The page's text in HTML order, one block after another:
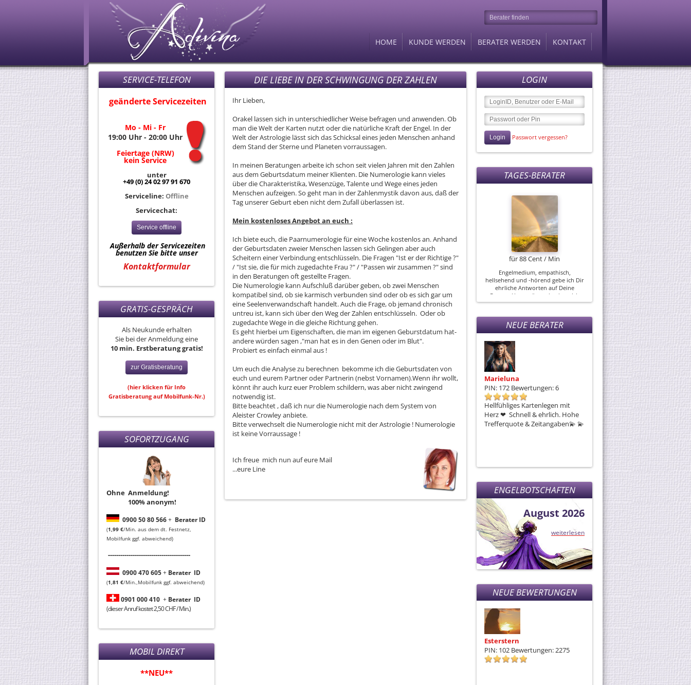
HOME KUNDE WERDEN BERATER WERDEN KONTAKT
SERVICE-TELEFON
geänderte Servicezeiten
Mo - Mi - Fr
19:00 Uhr - 20:00 Uhr
Feiertage (NRW)
kein Service
unter
+49 (0) 24 02 97 91 670
Serviceline: Offline
Servicechat:
Service offline
Außerhalb der Servicezeiten
benutzen Sie bitte unser
Kontaktformular
GRATIS-GESPRÄCH
Als Neukunde erhalten
Sie bei der Anmeldung eine
10 min. Erstberatung gratis!
zur Gratisberatung
(hier klicken für Info
Gratisberatung auf Mobilfunk-Nr.)
SOFORTZUGANG
Ohne Anmeldung!
100% anonym!
0900 50 80 566+ Berater ID
(1,99 €/Min. aus dem dt. Festnetz,
Mobilfunk ggf. abweichend)
----------------------------------------
0900 470 605+ Berater ID
(1,81 €/Min.,Mobilfunk ggf. abweichend)
0901 000 410 + Berater ID
(dieser Anruf kostet 2,50 CHF / Min.)
MOBIL DIREKT
**NEU**
LOGIN
Passwort vergessen?
TAGES-BERATER
für 88 Cent / Min
Engelmedium, empathisch,
hellsehend und -hörend gebe ich Dir
ehrliche Antworten auf Deine
Orakel-/ Tarotkarten, den Tensor zu
Hilfe und unterstütze Dich...
NEUE BERATER
Karmalösung mit Lana
PIN: 471 Bewertungen: 4
Karma: Gesetz von Ursache und
"gut" oder "schlecht" - hat eine
die uns belasten oder
blockieren, zu neutralisieren, ist
die Karmalösung die
Marieluna
PIN: 172 Bewertungen: 6
Hellfühliges Kartenlegen mit
Herz ❤ ️ Schnell & ehrlich. Hohe
Trefferquote & Zeitangaben💫 💫
Katharina
Bewertungen: 1
Professionelles Kartenlegen mit
langjähriger Erfahrung. Du hast
Fragen – ich habe die richtigen
ENGELBOTSCHAFTEN
August 2026
weiterlesen
NEUE BEWERTUNGEN
Esterstern
PIN: 102 Bewertungen: 2275
Engelmedium Angie
PIN: 113
Bewertungen: 79
Danke 🩷✨🩷✨
DIE LIEBE IN DER SCHWINGUNG DER ZAHLEN
Ihr Lieben,
Orakel lassen sich in unterschiedlicher Weise befragen und anwenden. Ob
man die Welt der Karten nutzt oder die natürliche Kraft der Engel. In der
Welt der Astrologie lässt sich das Schicksal eines jeden Menschen anhand
dem Stand der Sterne und Planeten vorraussagen.
In meinen Beratungen arbeite ich schon seit vielen Jahren mit den Zahlen
aus dem Geburtsdatum meiner Klienten. Die Numerologie kann vieles
über die Charakteristika, Wesenzüge, Talente und Wege eines jeden
Menschen aufzeigen. So geht man in der Zahlenmystik davon aus, daß der
Tag unserer Geburt eben nicht dem Zufall überlassen ist.
Mein kostenloses Angebot an euch :
Ich biete euch, die Paarnumerologie für eine Woche kostenlos an. Anhand
der Geburtsdaten zweier Menschen lassen sich Gelingen aber auch
Scheitern einer Verbindung entschlüsseln. Die Fragen "Ist er der Richtige ?"
/ "Ist sie, die für mich zugedachte Frau ?" / "Passen wir zusammen ?" sind
in den Beratungen oft gestellte Fragen.
Die Numerologie kann Aufschluß darüber geben, ob zwei Menschen
kompatibel sind, ob sie karmisch verbunden sind oder ob es sich gar um
eine Seelenverwandschaft handelt. Auch die Frage, ob jemand chronisch
untreu ist, kann sich über den Weg der Zahlen entschlüsseln. Oder ob
zugedachte Wege in die gleiche Richtung gehen.
Es geht hierbei um Eigenschaften, die man im eigenen Geburstdatum hat-
andere würden sagen ,"man hat es in den Genen oder im Blut".
Probiert es einfach einmal aus !
Um euch die Analyse zu berechnen bekomme ich die Geburtsdaten von
euch und eurem Partner oder Partnerin (nebst Vornamen).Wenn ihr wollt,
könnt ihr auch kurz euer Problem schildern, was aber nicht zwingend
notwendig ist.
Bitte beachtet , daß ich nur die Numerologie nach dem System von
Aleister Crowley anbiete.
Bitte verwechselt die Numerologie nicht mit der Astrologie ! Numerologie
ist keine Vorraussage !
Ich freue mich nun auf eure Mail
...eure Line